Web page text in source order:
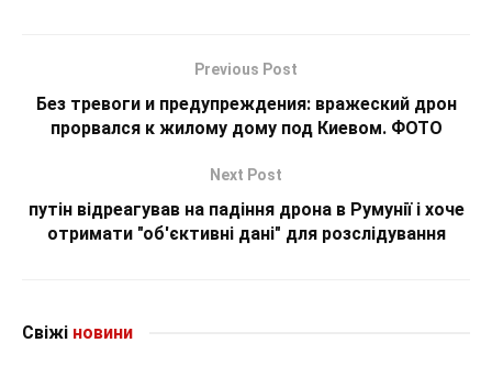
Previous Post
Без тревоги и предупреждения: вражеский дрон
прорвался к жилому дому под Киевом. ФОТО
Next Post
путін відреагував на падіння дрона в Румунії і хоче
отримати "об'єктивні дані" для розслідування
Свіжі новини